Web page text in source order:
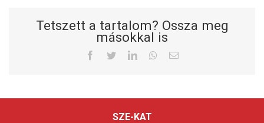
Tetszett a tartalom? Ossza meg
másokkal is
Facebook
TwitterLinkedInWhatsapp
Email
SZE-KAT